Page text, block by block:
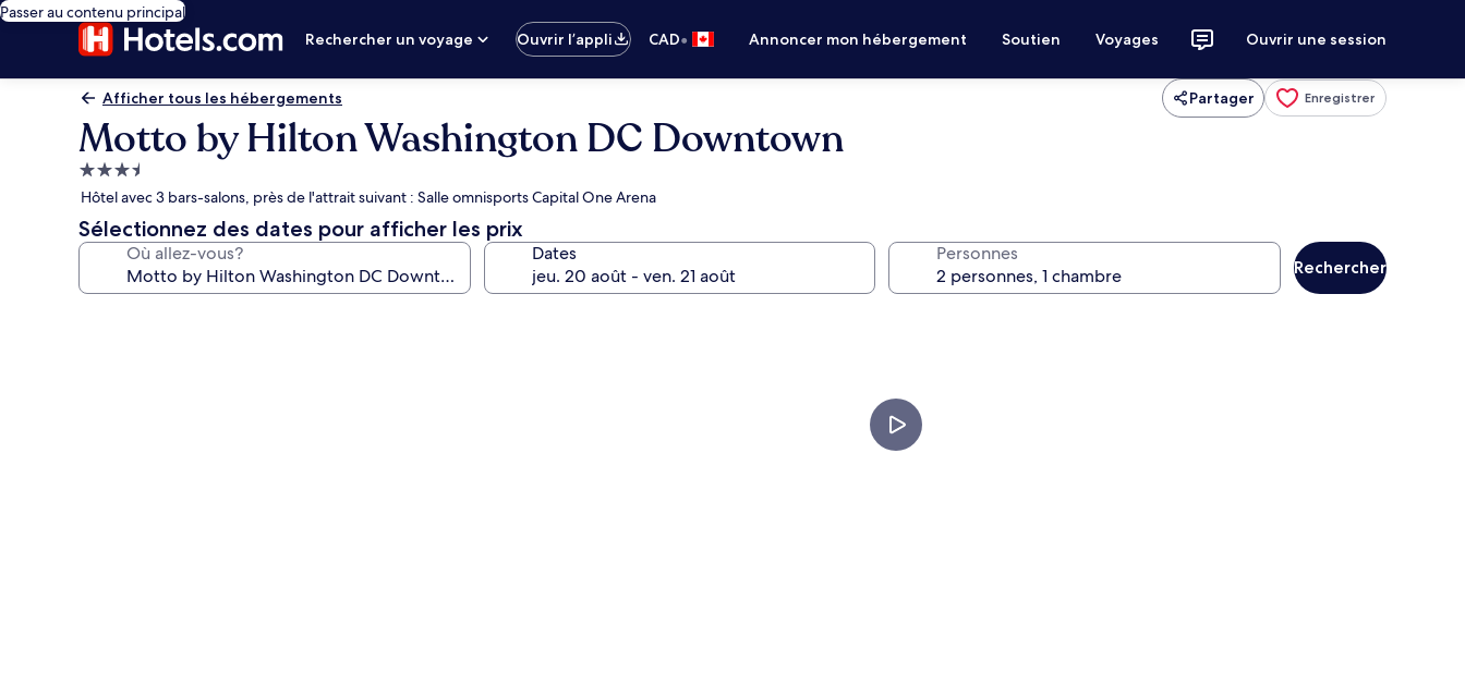
Passer au contenu principal
Rechercher un voyage
Ouvrir l’appli CAD• Annoncer mon hébergement Soutien Voyages Ouvrir une session
Afficher tous les hébergements Partager Enregistrer
Motto by Hilton Washington DC Downtown
Hébergement
3.5 étoiles
Hôtel avec 3 bars-salons, près de l'attrait suivant : Salle omnisports Capital One Arena
Sélectionnez des dates pour afficher les prix
Où allez-vous? Dates Personnes
Rechercher